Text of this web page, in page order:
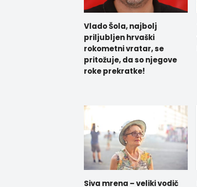
Vlado Šola, najbolj
priljubljen hrvaški
rokometni vratar, se
pritožuje, da so njegove
roke prekratke!
Siva mrena – veliki vodič